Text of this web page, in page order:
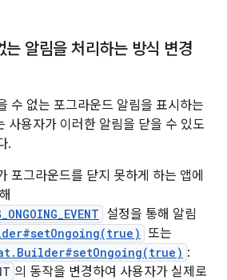
는 알림을 처리하는 방식 변경
수 없는 포그라운드 알림을 표시하는
사용자가 이러한 알림을 닫을 수 있도
.
포그라운드를 닫지 못하게 하는 앱에
설정을 통해 알림
또는
:
의 동작을 변경하여 사용자가 실제로